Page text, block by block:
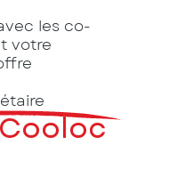
les co-
votre